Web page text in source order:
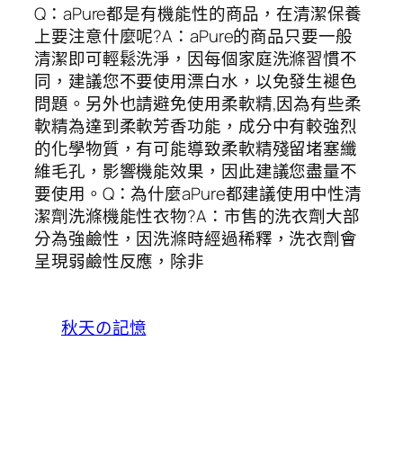
Q：aPure都是有機能性的商品，在清潔保養
上要注意什麼呢?A：aPure的商品只要一般
清潔即可輕鬆洗淨，因每個家庭洗滌習慣不
同，建議您不要使用漂白水，以免發生褪色
問題。另外也請避免使用柔軟精,因為有些柔
軟精為達到柔軟芳香功能，成分中有較強烈
的化學物質，有可能導致柔軟精殘留堵塞纖
維毛孔，影響機能效果，因此建議您盡量不
要使用。Q：為什麼aPure都建議使用中性清
潔劑洗滌機能性衣物?A：市售的洗衣劑大部
分為強鹼性，因洗滌時經過稀釋，洗衣劑會
呈現弱鹼性反應，除非
秋天の記憶